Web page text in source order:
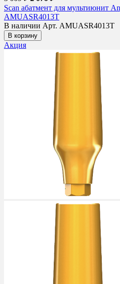
Scan абатмент для мультиюнит
AMUASR4013T
В наличии Арт. AMUASR4013T
В корзину
Акция